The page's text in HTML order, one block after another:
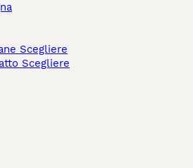
Scegliere
Scegliere